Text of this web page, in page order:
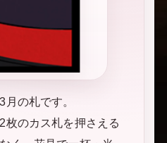
の札です。
枚のカス札を押さえる